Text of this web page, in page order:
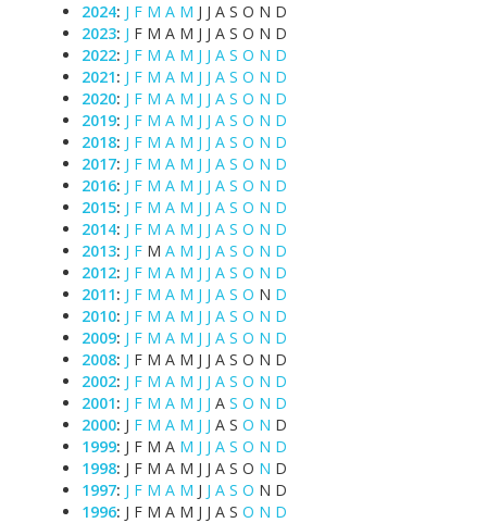
2024: J F M A M J J A S O N D
2023: J F M A M J J A S O N D
2022: J F M A M J J A S O N D
2021: J F M A M J J A S O N D
2020: J F M A M J J A S O N D
2019: J F M A M J J A S O N D
2018: J F M A M J J A S O N D
2017: J F M A M J J A S O N D
2016: J F M A M J J A S O N D
2015: J F M A M J J A S O N D
2014: J F M A M J J A S O N D
2013: J F M A M J J A S O N D
2012: J F M A M J J A S O N D
2011: J F M A M J J A S O N D
2010: J F M A M J J A S O N D
2009: J F M A M J J A S O N D
2008: J F M A M J J A S O N D
2002: J F M A M J J A S O N D
2001: J F M A M J J A S O N D
2000: J F M A M J J A S O N D
1999: J F M A M J J A S O N D
1998: J F M A M J J A S O N D
1997: J F M A M J J A S O N D
1996: J F M A M J J A S O N D